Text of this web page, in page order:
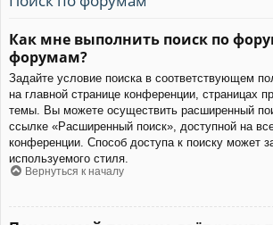
Как мне выполнить поиск по
форумам?
Задайте условие поиска в соответствующем
на главной странице конференции, страницах
темы. Вы можете осуществить расширенный
ссылке «Расширенный поиск», доступной на
конференции. Способ доступа к поиску может
используемого стиля.
Вернуться к началу